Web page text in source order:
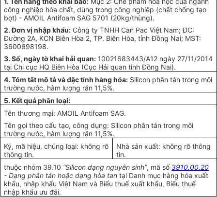
công nghiệp hóa chất, dùng trong công nghiệp (chất chống tạo
bọt) - AMOIL Antifoam SAG 5701 (20kg/thùng).
2. Đơn vị nhập khẩu: Công ty TNHH Can Pac Việt Nam; ĐC:
Đường 2A, KCN Biên Hòa 2, TP. Biên Hòa, tỉnh Đồng Nai; MST:
3600698198.
3. Số, ngày tờ khai hải quan: 10021683443/A12 ngày 27/11/2014
tại Chi cục HQ Biên Hòa (Cục Hải quan tỉnh Đồng Nai).
4. Tóm tắt mô tả và đặc tính hàng hóa: Silicon phân tán trong môi
trường nước, hàm lượng rắn 11,5%.
5. Kết quả phân loại:
Tên thương mại: AMOIL Antifoam SAG.
Tên gọi theo cấu tạo, công dụng: Silicon phân tán trong môi
trường nước, hàm lượng rắn 11,5%.
Ký, mã hiệu, chủng loại: không rõ
thông tin.
Nhà sản xuất: không rõ thông
tin.
thuộc nhóm 39.10 “Silicon dạng nguyên sinh”, mã số 3910.00.20
- Dạng phân tán hoặc dạng hòa tan tại Danh mục hàng hóa xuất
khẩu, nhập khẩu Việt Nam và Biểu thuế xuất khẩu, Biểu thuế
nhập khẩu ưu đãi.